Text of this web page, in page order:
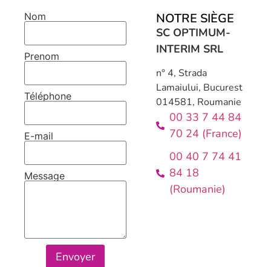
Nom
Prenom
Téléphone
E-mail
Message
Envoyer
NOTRE SIÈGE
SC OPTIMUM-
INTERIM SRL
n° 4, Strada
Lamaiului, Bucurest
014581, Roumanie
00 33 7 44 84
70 24 (France)
00 40 7 74 41
84 18
(Roumanie)